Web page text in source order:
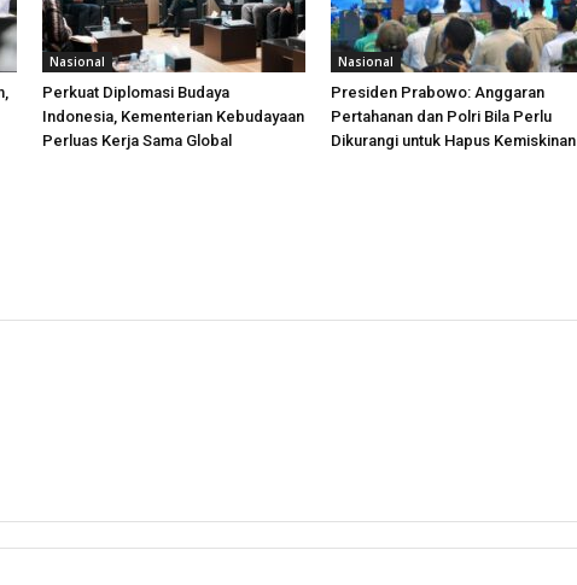
Nasional
Perkuat Diplomasi Budaya
Indonesia, Kementerian Kebudayaan
Perluas Kerja Sama Global
Nasional
Presiden Prabowo: Anggaran
Pertahanan dan Polri Bila Perlu
Dikurangi untuk Hapus Kemiskinan